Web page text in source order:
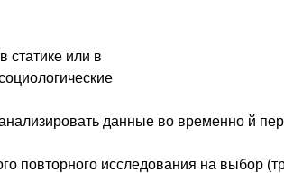
статике или в
данные во временно й
повторного исследования на выбор